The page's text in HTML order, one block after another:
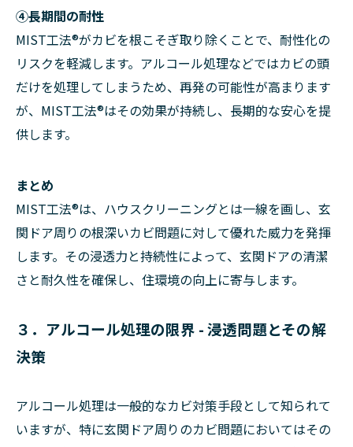
④長期間の耐性
MIST工法®がカビを根こそぎ取り除くことで、耐性化の
リスクを軽減します。アルコール処理などではカビの頭
だけを処理してしまうため、再発の可能性が高まります
が、MIST工法®はその効果が持続し、長期的な安心を提
供します。
まとめ
MIST工法®は、ハウスクリーニングとは一線を画し、玄
関ドア周りの根深いカビ問題に対して優れた威力を発揮
します。その浸透力と持続性によって、玄関ドアの清潔
さと耐久性を確保し、住環境の向上に寄与します。
３．アルコール処理の限界 - 浸透問題とその解
決策
アルコール処理は一般的なカビ対策手段として知られて
いますが、特に玄関ドア周りのカビ問題においてはその